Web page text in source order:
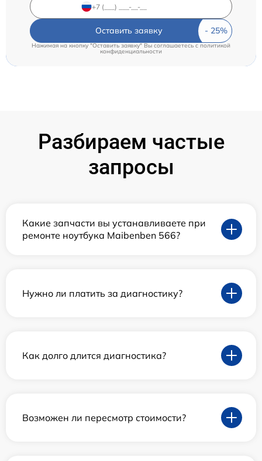
Оставить заявку
Нажимая на кнопку "Оставить заявку" Вы соглашаетесь cполитикой
конфиденциальности
Разбираем частые
запросы
Какие запчасти вы устанавливаете при
ремонте ноутбука Maibenben 566?
Нужно ли платить за диагностику?
Как долго длится диагностика?
Возможен ли пересмотр стоимости?